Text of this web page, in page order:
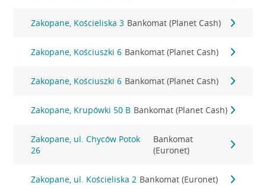
Zakopane, Kościeliska 3 Bankomat (Planet Cash)
Zakopane, Kościuszki 6 Bankomat (Planet Cash)
Zakopane, Kościuszki 6 Bankomat (Planet Cash)
Zakopane, Krupówki 50 B Bankomat (Planet Cash)
Zakopane, ul. Chyców Potok
26
Bankomat
(Euronet)
Zakopane, ul. Kościeliska 2 Bankomat (Euronet)